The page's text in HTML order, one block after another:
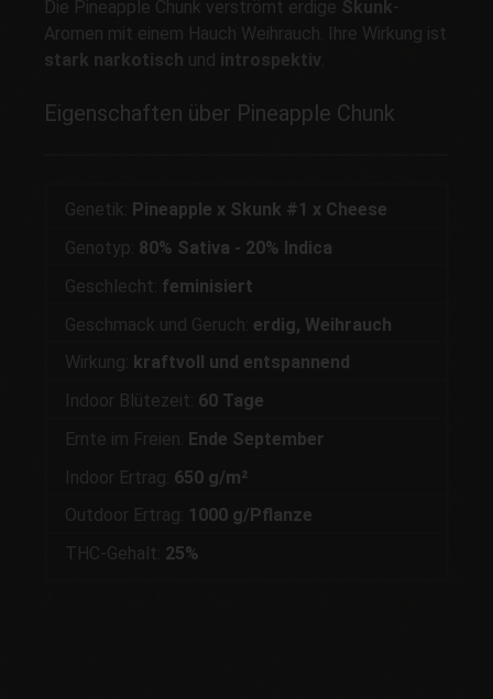
Die Pineapple Chunk verströmt erdige Skunk-
Aromen mit einem Hauch Weihrauch. Ihre Wirkung ist
stark narkotisch und introspektiv.
Eigenschaften über Pineapple Chunk
Genetik: Pineapple x Skunk #1 x Cheese
Genotyp: 80% Sativa - 20% Indica
Geschlecht: feminisiert
Geschmack und Geruch: erdig, Weihrauch
Wirkung: kraftvoll und entspannend
Indoor Blütezeit: 60 Tage
Ernte im Freien: Ende September
Indoor Ertrag: 650 g/m²
Outdoor Ertrag: 1000 g/Pflanze
THC-Gehalt: 25%